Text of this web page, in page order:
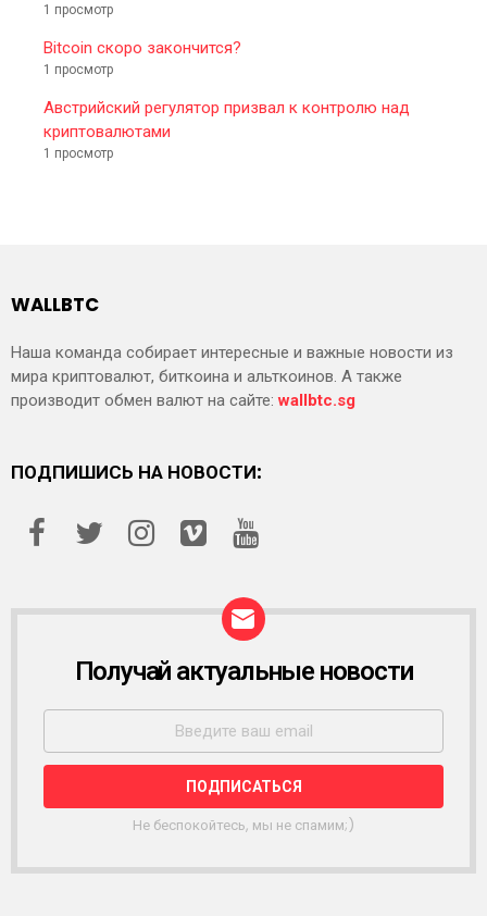
1 просмотр
Bitcoin скоро закончится?
1 просмотр
Австрийский регулятор призвал к контролю над
криптовалютами
1 просмотр
WALLBTC
Наша команда собирает интересные и важные новости из
мира криптовалют, биткоина и альткоинов. А также
производит обмен валют на сайте:wallbtc.sg
ПОДПИШИСЬ НА НОВОСТИ:
С
Ы
Л
К
Получай актуальные новости
Не беспокойтесь, мы не спамим;)